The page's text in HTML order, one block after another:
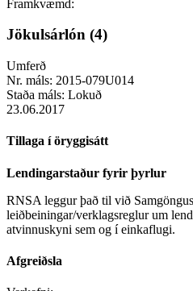
Framkvæmd:
Jökulsárlón (4)
Umferð
Nr. máls: 2015-079U014
Staða máls: Lokuð
23.06.2017
Tillaga í öryggisátt
Lendingarstaður fyrir þyrlur
RNSA leggur það til við
leiðbeiningar/verklagsreglur um
atvinnuskyni sem og í einkaflugi.
Afgreiðsla